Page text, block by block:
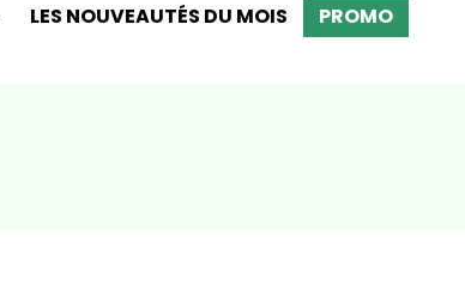
LES NOUVEAUTÉS DU MOIS PROMO